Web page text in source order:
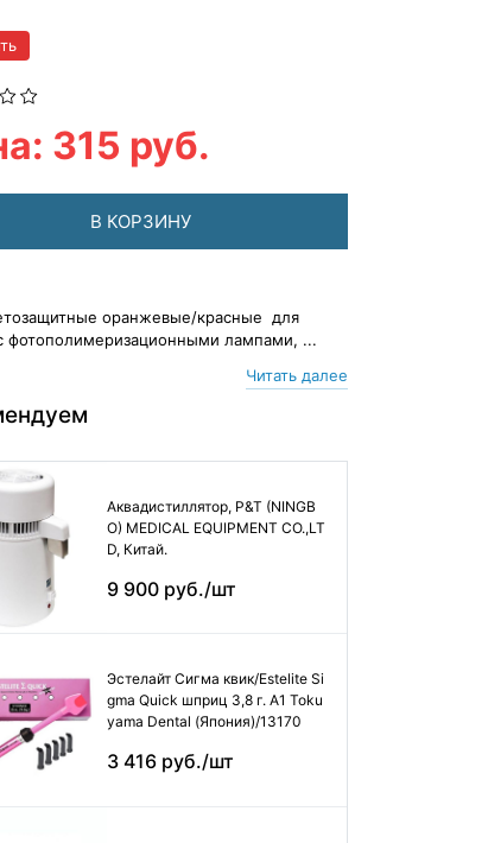
315 руб.
В КОРЗИНУ
оранжевые/красные для
фотополимеризационными лампами, ...
Читать далее
Аквадистиллятор, P&T (NINGB
O) MEDICAL EQUIPMENT CO.,LT
D, Китай.
9 900 руб./шт
Эстелайт Сигма квик/Estelite Si
gma Quick шприц 3,8 г. А1 Toku
yama Dental (Япония)/13170
3 416 руб./шт